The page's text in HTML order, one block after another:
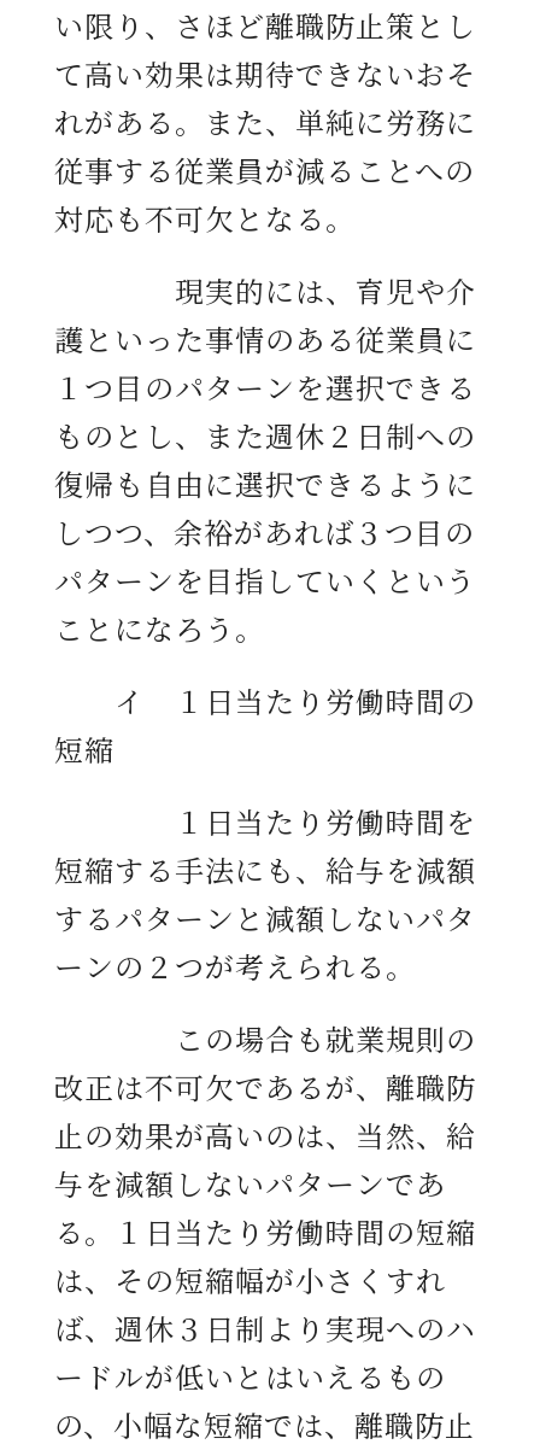
い限り、さほど離職防止策とし
て高い効果は期待できないおそ
れがある。また、単純に労務に
従事する従業員が減ることへの
対応も不可欠となる。
現実的には、育児や介
護といった事情のある従業員に
１つ目のパターンを選択できる
ものとし、また週休２日制への
復帰も自由に選択できるように
しつつ、余裕があれば３つ目の
パターンを目指していくという
ことになろう。
イ １日当たり労働時間の
短縮
１日当たり労働時間を
短縮する手法にも、給与を減額
するパターンと減額しないパタ
ーンの２つが考えられる。
この場合も就業規則の
改正は不可欠であるが、離職防
止の効果が高いのは、当然、給
与を減額しないパターンであ
る。１日当たり労働時間の短縮
は、その短縮幅が小さくすれ
ば、週休３日制より実現へのハ
ードルが低いとはいえるもの
の、小幅な短縮では、離職防止